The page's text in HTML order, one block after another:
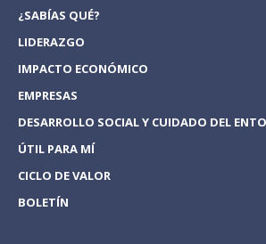
¿SABÍAS QUÉ?
LIDERAZGO
IMPACTO ECONÓMICO
EMPRESAS
DESARROLLO SOCIAL Y CUIDADO DEL
ÚTIL PARA MÍ
CICLO DE VALOR
BOLETÍN